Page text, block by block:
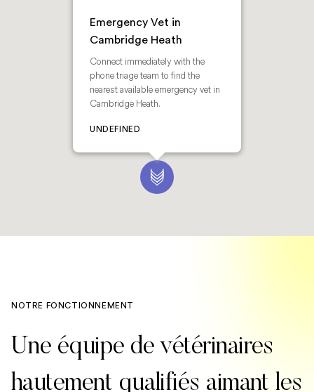
Emergency Vet in
Cambridge Heath
Connect immediately with the
phone triage team to find the
nearest available emergency vet in
Cambridge Heath.
UNDEFINED
NOTRE FONCTIONNEMENT
Une équipe de vétérinaires
hautement qualifiés aimant les